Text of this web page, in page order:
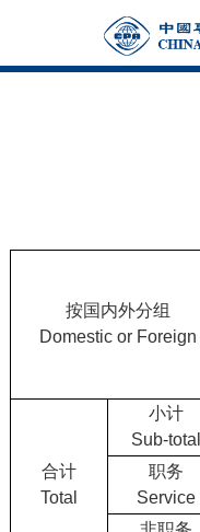
按国内外分组
Domestic or Foreign
合计
Total
小计
Sub-total
职务
Service